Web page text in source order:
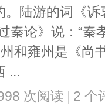
陆游的词《
秦论》说：“
和雍州是《尚
...
次阅读 | 2 个